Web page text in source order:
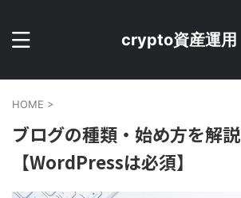
crypto資産運用
HOME >
ブログの種類・始め方を解説
【WordPressは必須】